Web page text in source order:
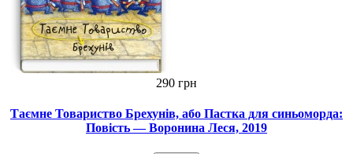
290 грн
Таємне Товариство Брехунів, або Пастка для синьоморда:
Повість — Воронина Леся, 2019